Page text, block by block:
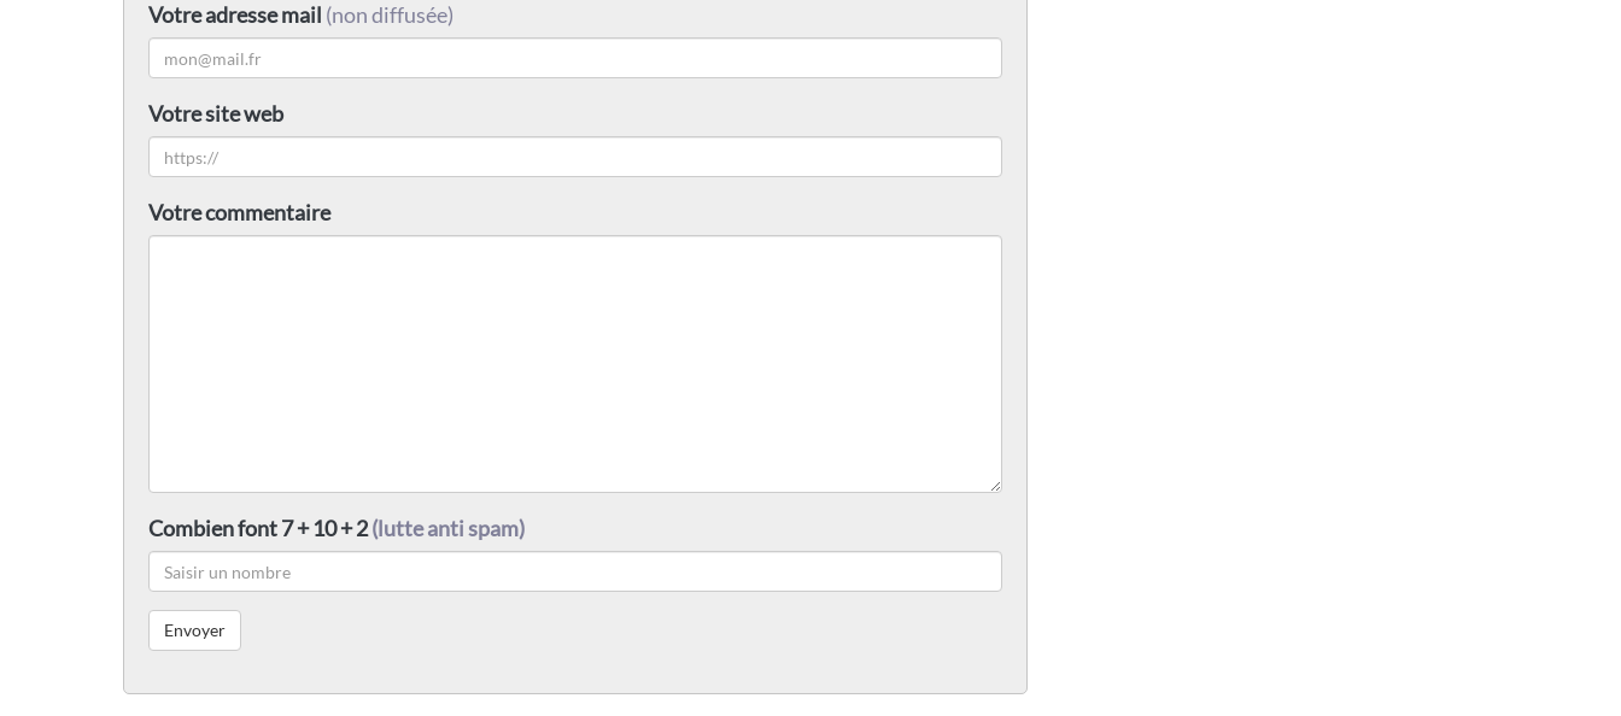
Votre adresse mail (non diffusée)
Votre site web
Votre commentaire
Combien font 7 + 10 + 2(lutte anti spam)